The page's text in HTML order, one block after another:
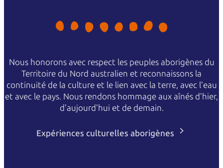
Nous honorons avec respect les peuples aborigènes du
Territoire du Nord australien et reconnaissons la
continuité de la culture et le lien avec la terre, avec l'eau
et avec le pays. Nous rendons hommage aux aînés d'hier,
d'aujourd'hui et de demain.
Expériences culturelles aborigènes